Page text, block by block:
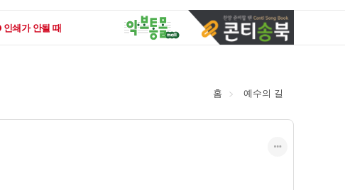
인쇄가 안될 때
홈 예수의 길